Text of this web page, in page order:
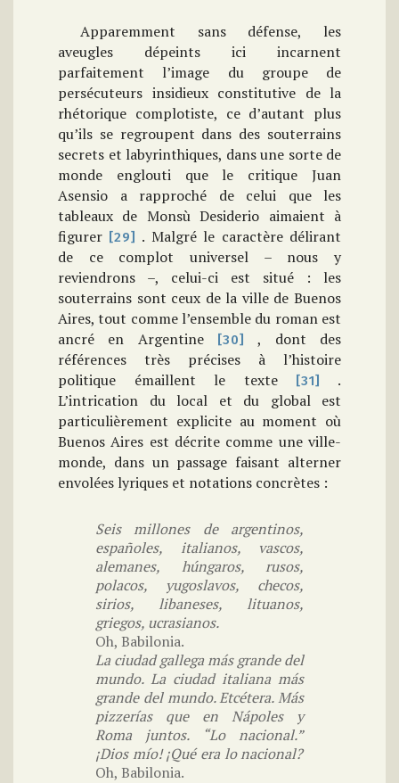
Apparemment sans défense, les
aveugles dépeints ici incarnent
parfaitement l’image du groupe de
persécuteurs insidieux constitutive de la
rhétorique complotiste, ce d’autant plus
qu’ils se regroupent dans des souterrains
secrets et labyrinthiques, dans une sorte de
monde englouti que le critique Juan
Asensio a rapproché de celui que les
tableaux de Monsù Desiderio aimaient à
figurer [29]
. Malgré le caractère délirant
de ce complot universel – nous y
reviendrons –, celui-ci est situé : les
souterrains sont ceux de la ville de Buenos
Aires, tout comme l’ensemble du roman est
ancré en Argentine
[30]
, dont des
références très précises à l’histoire
politique émaillent le texte
[31]
.
L’intrication du local et du global est
particulièrement explicite au moment où
Buenos Aires est décrite comme une ville-
monde, dans un passage faisant alterner
envolées lyriques et notations concrètes :
Seis millones de argentinos,
españoles, italianos, vascos,
alemanes, húngaros, rusos,
polacos, yugoslavos, checos,
sirios, libaneses, lituanos,
griegos, ucrasianos.
Oh, Babilonia.
La ciudad gallega más grande del
mundo. La ciudad italiana más
grande del mundo. Etcétera. Más
pizzerías que en Nápoles y
Roma juntos. “Lo nacional.”
¡Dios mío! ¡Qué era lo nacional?
Oh, Babilonia.